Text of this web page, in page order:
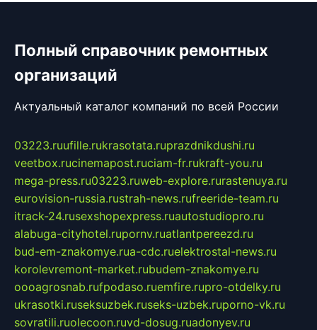
Полный справочник ремонтных
организаций
Актуальный каталог компаний по всей России
03223.ruufille.rukrasotata.ruprazdnikdushi.ru
veetbox.rucinemapost.ruciam-fr.rukraft-you.ru
mega-press.ru03223.ruweb-explore.rurastenuya.ru
eurovision-russia.rustrah-news.rufreeride-team.ru
itrack-24.rusexshopexpress.ruautostudiopro.ru
alabuga-cityhotel.rupornv.ruatlantpereezd.ru
bud-em-znakomye.rua-cdc.ruelektrostal-news.ru
korolevremont-market.rubudem-znakomye.ru
oooagrosnab.rufpodaso.ruemfire.rupro-otdelky.ru
ukrasotki.ruseksuzbek.ruseks-uzbek.ruporno-vk.ru
sovratili.ruolecoon.ruvd-dosug.ruadonyev.ru